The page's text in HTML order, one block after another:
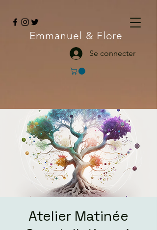
Emmanuel & Flore
Se connecter
Atelier Matinée